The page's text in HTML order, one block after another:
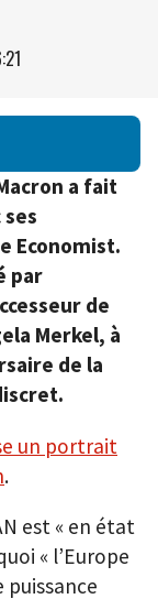
a fait
Economist.
par
de
Merkel, à
de la
un portrait
.
est « en état
« l’Europe